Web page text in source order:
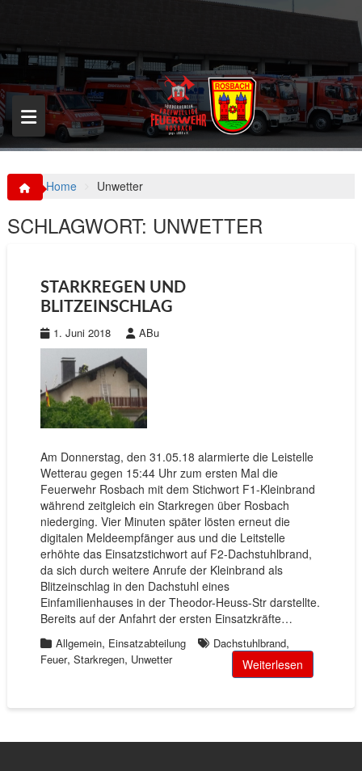
p
o
c
o
n
t
Home Unwetter
SCHLAGWORT: UNWETTER
STARKREGEN UND
BLITZEINSCHLAG
1. Juni 2018 ABu
Am Donnerstag, den 31.05.18 alarmierte die Leistelle
Wetterau gegen 15:44 Uhr zum ersten Mal die
Feuerwehr Rosbach mit dem Stichwort F1-Kleinbrand
während zeitgleich ein Starkregen über Rosbach
niederging. Vier Minuten später lösten erneut die
digitalen Meldeempfänger aus und die Leitstelle
erhöhte das Einsatzstichwort auf F2-Dachstuhlbrand,
da sich durch weitere Anrufe der Kleinbrand als
Blitzeinschlag in den Dachstuhl eines
Einfamilienhauses in der Theodor-Heuss-Str darstellte.
Bereits auf der Anfahrt der ersten Einsatzkräfte…
Allgemein, Einsatzabteilung Dachstuhlbrand,
Feuer, Starkregen, Unwetter Weiterlesen